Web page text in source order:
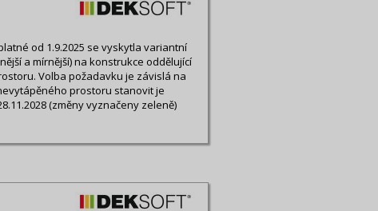
od 1.9.2025 se vyskytla variantní
a mírnější) na konstrukce oddělující
Volba požadavku je závislá na
prostoru stanovit je
(změny vyznačeny zeleně)